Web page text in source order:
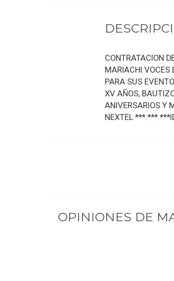
CONTRATACION
MARIACHI VOCES
PARA SUS
XV AÑOS,
ANIVERSARIOS Y
NEXTEL
OPINIONES DE